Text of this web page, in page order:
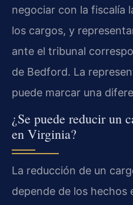
negociar con la fiscalía
los cargos, y
ante el tribunal
de Bedford. La
puede marcar una
¿Se puede reducir un
en Virginia?
La reducción de un
depende de los hechos